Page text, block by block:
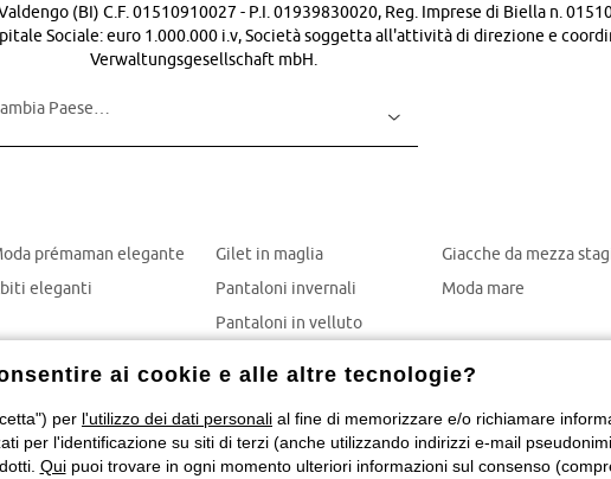
(BI) C.F. 01510910027 - P.I. 01939830020, Reg. Imprese di Biella n.
Sociale: euro 1.000.000 i.v, Società soggetta all'attività di direzione e
Verwaltungsgesellschaft mbH.
Paese…
prémaman elegante
eleganti
Gilet in maglia
Pantaloni invernali
Pantaloni in velluto
Giacche da mezza
Moda mare
ai cookie e alle altre tecnologie?
per l'utilizzo dei dati personali al fine di memorizzare e/o richiamare
per l'identificazione su siti di terzi (anche utilizzando indirizzi e-mail
Quipuoi trovare in ogni momento ulteriori informazioni sul consenso